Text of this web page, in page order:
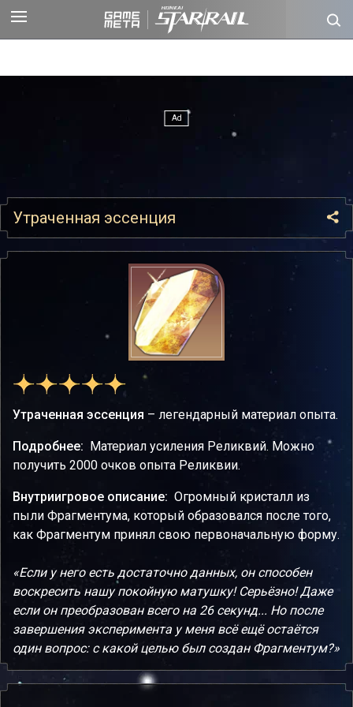
Утраченная эссенция
Утраченная эссенция – легендарный материал опыта.
Подробнее: Материал усиления Реликвий. Можно
получить 2000 очков опыта Реликвии.
Внутриигровое описание: Огромный кристалл из
пыли Фрагментума, который образовался после того,
как Фрагментум принял свою первоначальную форму.
«Если у него есть достаточно данных, он способен
воскресить нашу покойную матушку! Серьёзно! Даже
если он преобразован всего на 26 секунд... Но после
завершения эксперимента у меня всё ещё остаётся
один вопрос: с какой целью был создан Фрагментум?»